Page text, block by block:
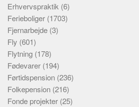
Erhvervspraktik (6)
Ferieboliger (1703)
Fjernarbejde (3)
Fly (601)
Flytning (178)
Fødevarer (194)
Førtidspension (236)
Folkepension (216)
Fonde projekter (25)